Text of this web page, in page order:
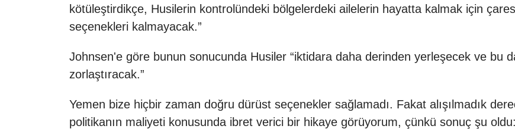
kötüleştirdikçe, Husilerin kontrolündeki bölgelerdeki ailelerin hayatta kalmak için
seçenekleri kalmayacak.”
Johnsen'e göre bunun sonucunda Husiler “iktidara daha derinden yerleşecek ve bu
zorlaştıracak.”
Yemen bize hiçbir zaman doğru dürüst seçenekler sağlamadı. Fakat alışılmadık
politikanın maliyeti konusunda ibret verici bir hikaye görüyorum, çünkü sonuç şu